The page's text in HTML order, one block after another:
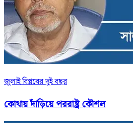
জুলাই বিপ্লবের দুই বছর
কোথায় দাঁড়িয়ে পররাষ্ট্র কৌশল